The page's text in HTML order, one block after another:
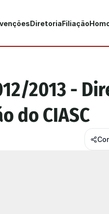
DiretoriaFiliação
2013 -
do CIASC